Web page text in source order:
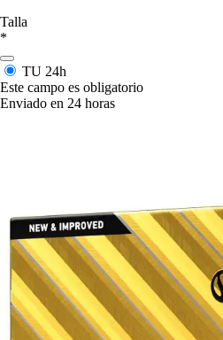
Talla
*
TU 24h
Este campo es obligatorio
Enviado en 24 horas